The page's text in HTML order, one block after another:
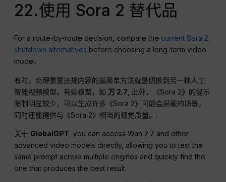
22.使用 Sora 2 替代品
For a route-by-route decision, compare the current Sora 2
shutdown alternatives before choosing a long-term video
model.
有时，处理重复违规内容的最简单方法就是切换到另一种人工
智能视频模型。有些模型，如 万 2.7 , 此外，《Sora 2》的提示
限制明显较少，可以生成许多《Sora 2》可能会屏蔽的场景，
同时还能提供与《Sora 2》相当的视觉质量。.
关于 GlobalGPT , you can access Wan 2.7 and other
advanced video models directly, allowing you to test the
same prompt across multiple engines and quickly find the
one that produces the best result.